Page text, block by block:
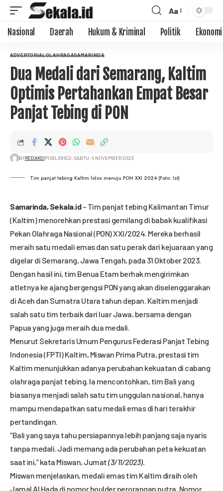
Aa
Nasional Daerah Hukum & Kriminal Politik Ekonomi
ADVERTORIALOLAHRAGASAMARINDA
Dua Medali dari Semarang, Kaltim
Optimis Pertahankan Empat Besar
Panjat Tebing di PON
BYREDAKSIPUBLISHED: SABTU, 4 NOVEMBER 2023
Tim panjat tebing Kaltim lolos menuju PON XXI 2024 (Foto: Ist)
Samarinda, Sekala.id– Tim panjat tebing Kalimantan Timur
(Kaltim) menorehkan prestasi gemilang di babak kualifikasi
Pekan Olahraga Nasional (PON) XXI/2024. Mereka berhasil
meraih satu medali emas dan satu perak dari kejuaraan yang
digelar di Semarang, Jawa Tengah, pada 31 Oktober 2023.
Dengan hasil ini, tim Benua Etam berhak mengirimkan
atletnya ke ajang bergengsi PON yang akan diselenggarakan
di Aceh dan Sumatra Utara tahun depan. Kaltim menjadi
salah satu tim terbaik dari luar Jawa, bersama dengan
Papua yang juga meraih dua medali.
Menurut Sekretaris Umum Pengurus Federasi Panjat Tebing
Indonesia (FPTI) Kaltim, Miswan Prima Putra, prestasi tim
Kaltim menunjukkan adanya perubahan kekuatan di cabang
olahraga panjat tebing. Ia mencontohkan, tim Bali yang
biasanya menjadi salah satu tim unggulan nasional, hanya
mampu mendapatkan satu medali emas di hari terakhir
pertandingan.
“Bali yang saya tahu persiapannya lebih panjang saja nyaris
tanpa medali. Jadi memang ada perubahan peta kekuatan
saat ini,” kata Miswan, Jumat(3/11/2023).
Miswan menjelaskan, medali emas tim Kaltim diraih oleh
Jamal Al Hada di nomor boulder perorangan putra. Nomor